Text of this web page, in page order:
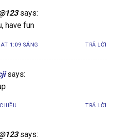
says:
have fun
1:09 SÁNG TRẢ LỜI
says:
TRẢ LỜI
says: